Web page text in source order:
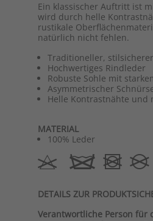
Ein klassischer Auftritt ist
wird durch helle
rustikale
natürlich nicht fehlen.
Traditioneller,
Hochwertiges Rindleder
Robuste Sohle mit
Asymmetrischer
Helle Kontrastnähte und
MATERIAL
100% Leder
DETAILS ZUR
Verantwortliche Person für